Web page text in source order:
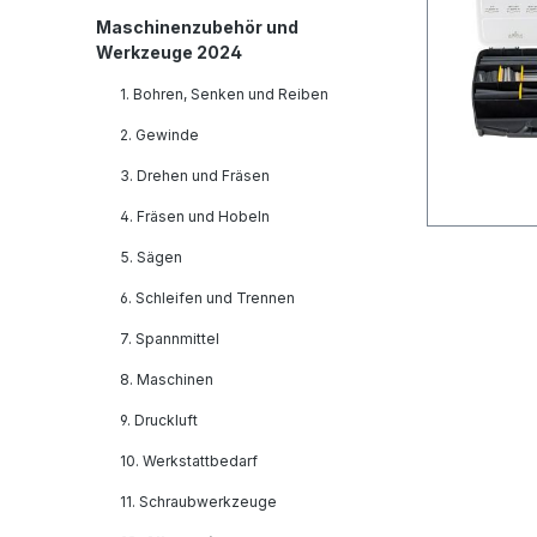
Maschinenzubehör und
Werkzeuge 2024
1. Bohren, Senken und Reiben
2. Gewinde
3. Drehen und Fräsen
4. Fräsen und Hobeln
5. Sägen
6. Schleifen und Trennen
7. Spannmittel
8. Maschinen
9. Druckluft
10. Werkstattbedarf
11. Schraubwerkzeuge